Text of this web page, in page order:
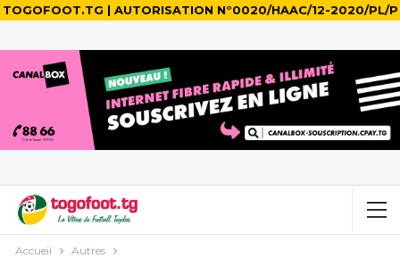
TOGOFOOT.TG | AUTORISATION N°0020/HAAC/12-2020/PL/P
Accueil Autres